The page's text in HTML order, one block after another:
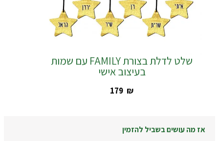
שלט לדלת בצורת FAMILY עם שמות
בעיצוב אישי
‎179 ₪
אז מה עושים בשביל להזמין